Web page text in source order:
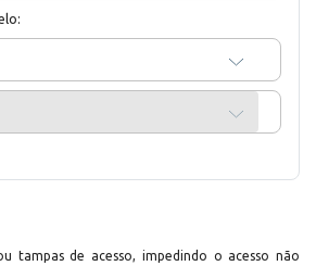
tampas de acesso, impedindo o acesso não